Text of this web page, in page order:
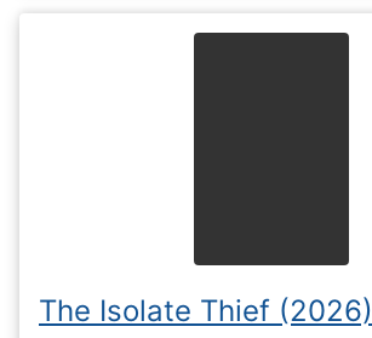
The Isolate Thief (2026)